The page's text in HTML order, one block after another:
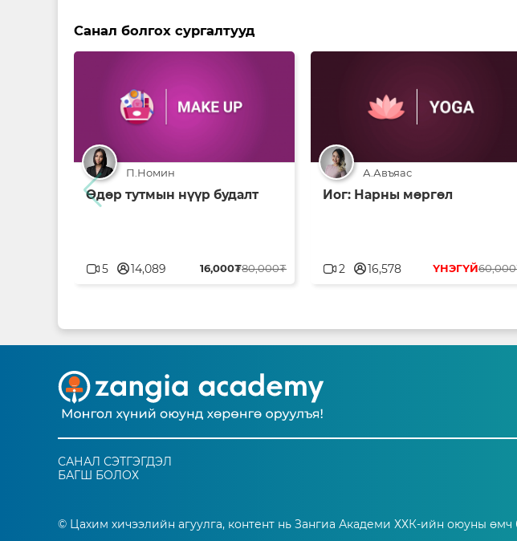
Санал болгох сургалтууд
П.Номин
Өдөр тутмын нүүр будалт
16,000₮80,000₮
5 userblank14,089
А.Авъяас
Иог: Нарны мөргөл
ҮНЭГҮЙ
2 userblank16,578
САНАЛ СЭТГЭГДЭЛ
БАГШ БОЛОХ
© Цахим хичээлийн агуулга, контент нь Зангиа Академи ХХК-ийн оюуны өмч